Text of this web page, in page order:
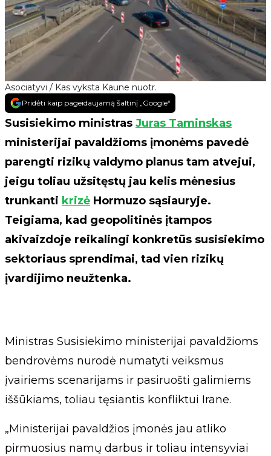
Asociatyvi / Kas vyksta Kaune nuotr.
Pridėti kaip pageidaujamą šaltinį „Google“
Susisiekimo ministras Juras Taminskas
ministerijai pavaldžioms įmonėms pavedė
parengti rizikų valdymo planus tam atvejui,
jeigu toliau užsitęstų jau kelis mėnesius
trunkanti krizė Hormuzo sąsiauryje.
Teigiama, kad geopolitinės įtampos
akivaizdoje reikalingi konkretūs susisiekimo
sektoriaus sprendimai, tad vien rizikų
įvardijimo neužtenka.
Ministras Susisiekimo ministerijai pavaldžioms
bendrovėms nurodė numatyti veiksmus
įvairiems scenarijams ir pasiruošti galimiems
iššūkiams, toliau tęsiantis konfliktui Irane.
„Ministerijai pavaldžios įmonės jau atliko
pirmuosius namų darbus ir toliau intensyviai